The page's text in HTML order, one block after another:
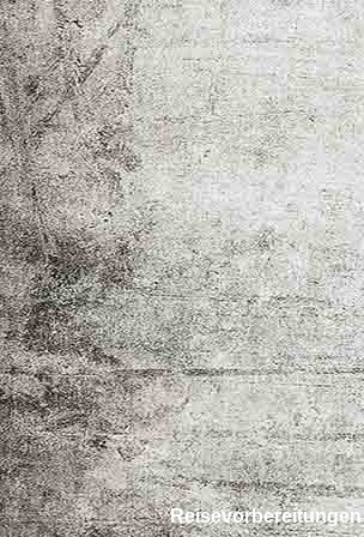
Reisevorbereitungen